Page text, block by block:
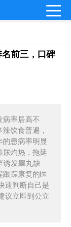
前三，口碑
病率居高不
饮食普遍，
的患病率明显
尿灼热，拖延
诱发睾丸缺
跟踪康复的医
速判断自己是
议立即到公立